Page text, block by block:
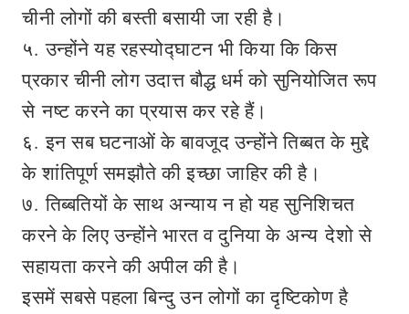
चीनी लोगों की बस्ती बसायी जा रही है।
५. उन्होंने यह रहस्योद्घाटन भी किया कि किस
प्रकार चीनी लोग उदात्त बौद्ध धर्म को सुनियोजित रूप
से नष्ट करने का प्रयास कर रहे हैं।
६. इन सब घटनाओं के बावजूद उन्होंने तिब्बत के मुद्दे
के शांतिपूर्ण समझौते की इच्छा जाहिर की है।
७. तिब्बतियों के साथ अन्याय न हो यह सुनिशिचत
करने के लिए उन्होंने भारत व दुनिया के अन्य देशो से
सहायता करने की अपील की है।
इसमें सबसे पहला बिन्दु उन लोगों का दृष्टिकोण है